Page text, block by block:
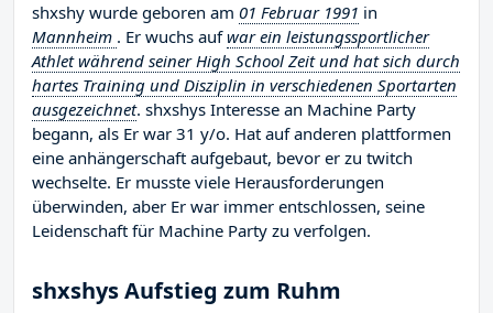
shxshy wurde geboren am 01 Februar 1991 in
Mannheim . Er wuchs aufwar ein leistungssportlicher
Athlet während seiner High School Zeit und hat sich durch
hartes Training und Disziplin in verschiedenen Sportarten
ausgezeichnet. shxshys Interesse an Machine Party
begann, als Er war 31 y/o. Hat auf anderen plattformen
eine anhängerschaft aufgebaut, bevor er zu twitch
wechselte. Er musste viele Herausforderungen
überwinden, aber Er war immer entschlossen, seine
Leidenschaft für Machine Party zu verfolgen.
shxshys Aufstieg zum Ruhm